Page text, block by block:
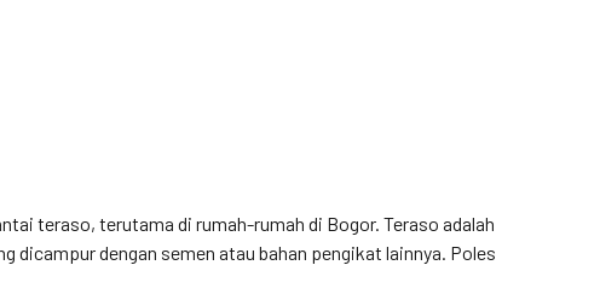
teraso, terutama di rumah-rumah di Bogor. Teraso adalah
dicampur dengan semen atau bahan pengikat lainnya. Poles